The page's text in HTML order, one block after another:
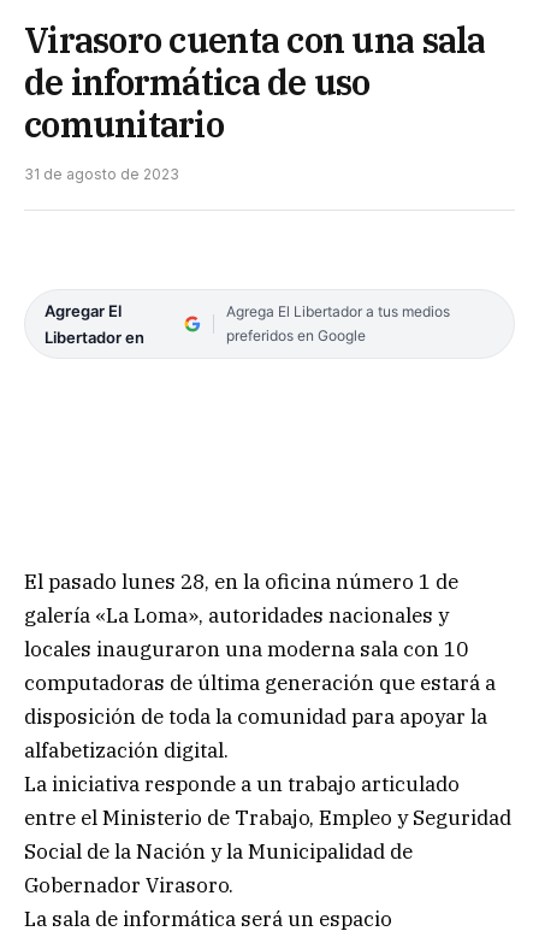
Virasoro cuenta con una sala
de informática de uso
comunitario
31 de agosto de 2023
Agregar El
Libertador en
Agrega El Libertador a tus medios
preferidos en Google
El pasado lunes 28, en la oficina número 1 de
galería «La Loma», autoridades nacionales y
locales inauguraron una moderna sala con 10
computadoras de última generación que estará a
disposición de toda la comunidad para apoyar la
alfabetización digital.
La iniciativa responde a un trabajo articulado
entre el Ministerio de Trabajo, Empleo y Seguridad
Social de la Nación y la Municipalidad de
Gobernador Virasoro.
La sala de informática será un espacio